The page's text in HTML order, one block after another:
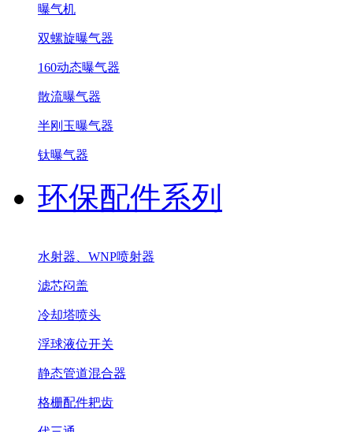
曝气机
双螺旋曝气器
160动态曝气器
散流曝气器
半刚玉曝气器
钛曝气器
环保配件系列
水射器、WNP喷射器
滤芯闷盖
冷却塔喷头
浮球液位开关
静态管道混合器
格栅配件耙齿